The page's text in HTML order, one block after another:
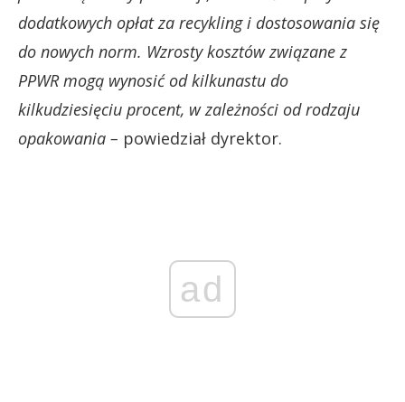
dodatkowych opłat za recykling i dostosowania się
do nowych norm. Wzrosty kosztów związane z
PPWR mogą wynosić od kilkunastu do
kilkudziesięciu procent, w zależności od rodzaju
opakowania – powiedział dyrektor.
ad